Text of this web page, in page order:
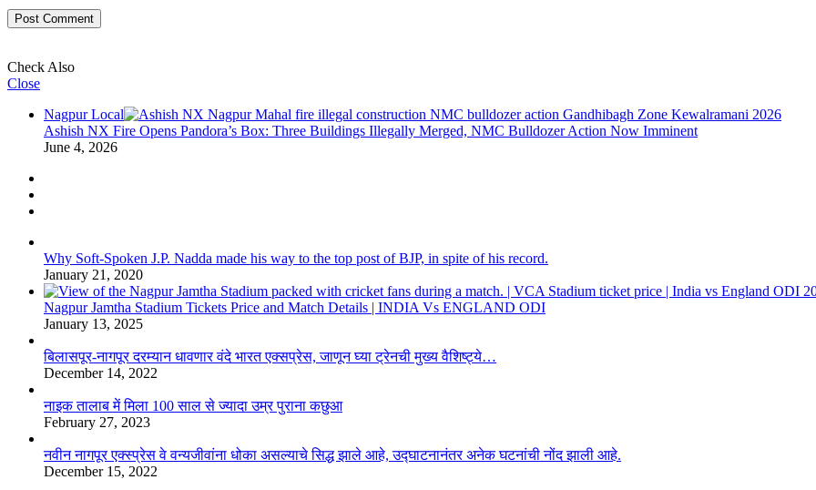
Check Also
Close
Nagpur Local
Ashish NX Fire Opens Pandora’s Box: Three Buildings Illegally Merged, NMC Bulldozer Action Now Imminent
June 4, 2026
Why Soft-Spoken J.P. Nadda made his way to the top post of BJP, in spite of his record.
January 21, 2020
Nagpur Jamtha Stadium Tickets Price and Match Details | INDIA Vs ENGLAND ODI
January 13, 2025
बिलासपूर-नागपूर दरम्यान धावणार वंदे भारत एक्सप्रेस, जाणून घ्या ट्रेनची मुख्य वैशिष्ट्ये…
December 14, 2022
नाइक तालाब में मिला 100 साल से ज्यादा उम्र पुराना कछुआ
February 27, 2023
नवीन नागपूर एक्स्प्रेस वे वन्यजीवांना धोका असल्याचे सिद्ध झाले आहे, उद्घाटनानंतर अनेक घटनांची नोंद झाली आहे.
December 15, 2022